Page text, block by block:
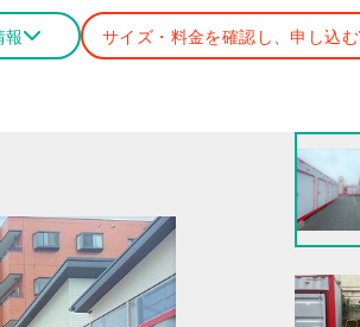
報 サイズ・料金を確認し、申し込む